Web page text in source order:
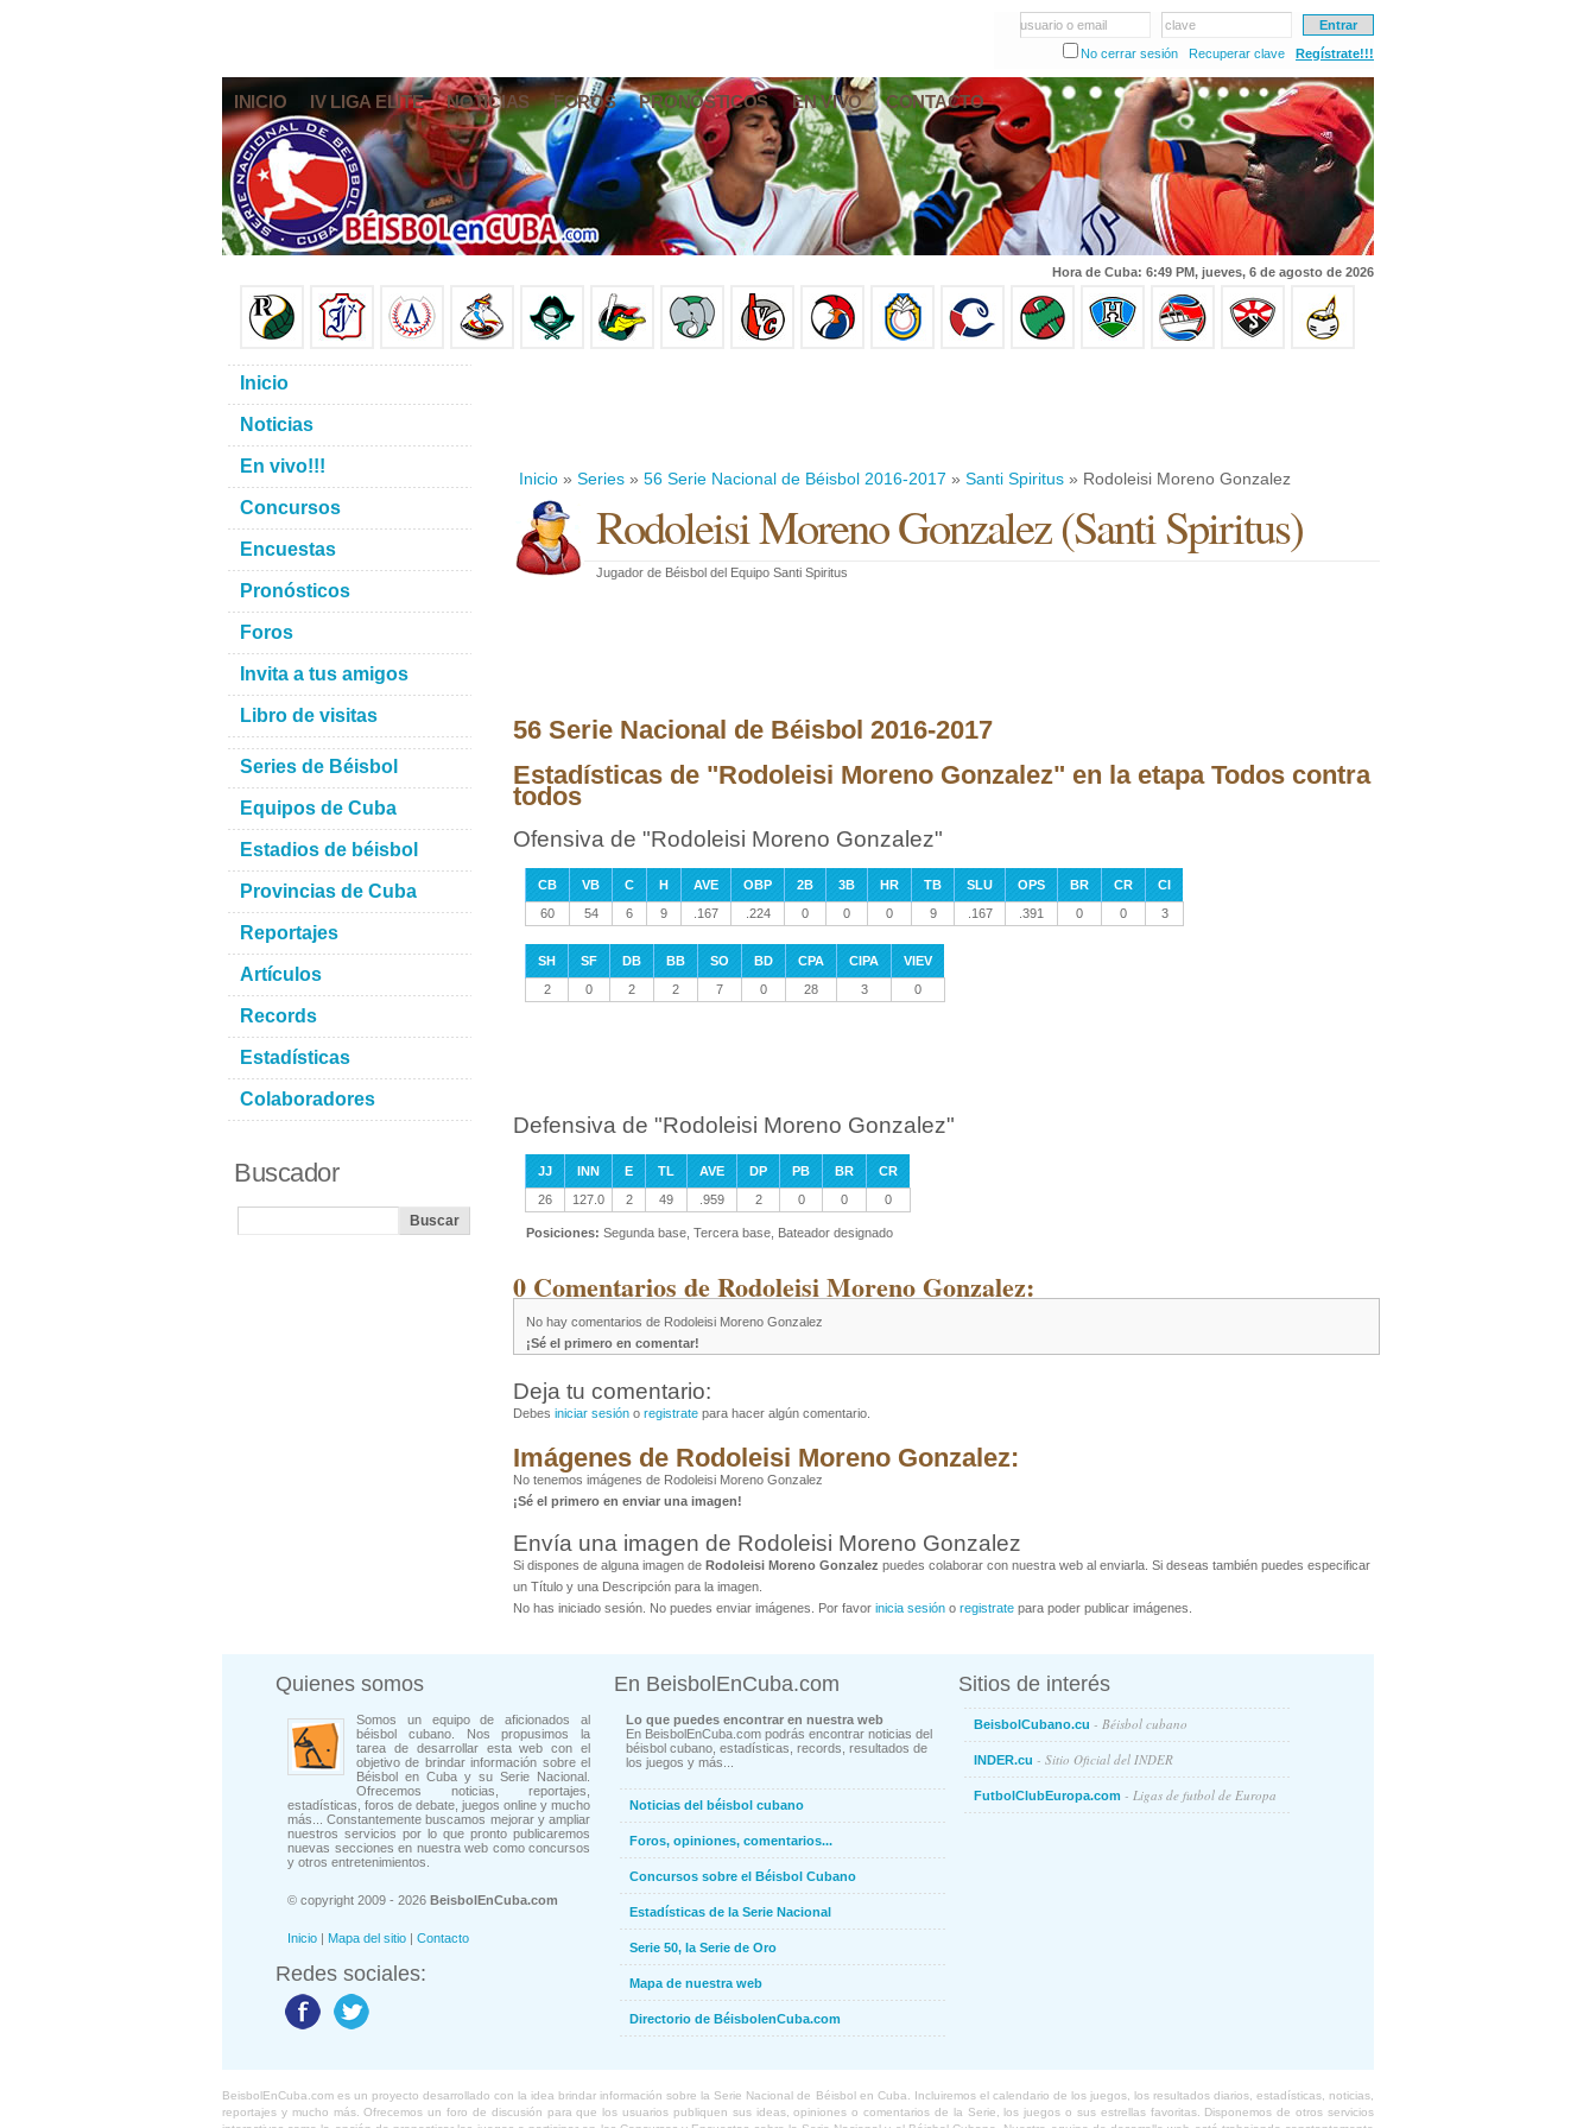
usuario o email
clave
No cerrar sesión
Recuperar clave Regístrate!!!
INICIO IV LIGA ELITE NOTICIAS FOROS PRONÓSTICOS EN VIVO CONTACTO
Hora de Cuba: 6:49 PM, jueves, 6 de agosto de 2026
Inicio » Series » 56 Serie Nacional de Béisbol 2016-2017 » Santi Spiritus » Rodoleisi Moreno Gonzalez
Rodoleisi Moreno Gonzalez(Santi Spiritus)
Jugador de Béisbol del Equipo Santi Spiritus
56 Serie Nacional de Béisbol 2016-2017
Estadísticas de "Rodoleisi Moreno Gonzalez" en la etapa Todos contra
todos
Ofensiva de "Rodoleisi Moreno Gonzalez"
CB VB C H AVE OBP 2B 3B HR TB SLU OPS BR CR
CI
60
54 6 9 .167 .224 0 0 0 9 .167 .391 0 0 3
SH SF DB BB SO BD CPA CIPA
VIEV
2
0 2 2 7 0 28 3 0
Defensiva de "Rodoleisi Moreno Gonzalez"
JJ INN E TL AVE DP PB BR
CR
26
127.0 2 49 .959 2 0 0 0
Posiciones: Segunda base, Tercera base, Bateador designado
0 Comentarios de Rodoleisi Moreno Gonzalez:
No hay comentarios de Rodoleisi Moreno Gonzalez
¡Sé el primero en comentar!
Deja tu comentario:
Debes iniciar sesión o registrate para hacer algún comentario.
Imágenes de Rodoleisi Moreno Gonzalez:
No tenemos imágenes de Rodoleisi Moreno Gonzalez
¡Sé el primero en enviar una imagen!
Envía una imagen de Rodoleisi Moreno Gonzalez
Si dispones de alguna imagen de Rodoleisi Moreno Gonzalez puedes colaborar con nuestra web al enviarla. Si deseas también puedes especificar
un Título y una Descripción para la imagen.
No has iniciado sesión. No puedes enviar imágenes. Por favor inicia sesión o registrate para poder publicar imágenes.
Inicio
Noticias
En vivo!!!
Concursos
Encuestas
Pronósticos
Foros
Invita a tus amigos
Libro de visitas
Series de Béisbol
Equipos de Cuba
Estadios de béisbol
Provincias de Cuba
Reportajes
Artículos
Records
Estadísticas
Colaboradores
Buscador
Quienes somos
Somos un equipo de aficionados al
béisbol cubano. Nos propusimos la
tarea de desarrollar esta web con el
objetivo de brindar información sobre el
Béisbol en Cuba y su Serie Nacional.
Ofrecemos noticias, reportajes,
estadísticas, foros de debate, juegos online y mucho
más... Constantemente buscamos mejorar y ampliar
nuestros servicios por lo que pronto publicaremos
nuevas secciones en nuestra web como concursos
y otros entretenimientos.
© copyright 2009 - 2026 BeisbolEnCuba.com
Inicio | Mapa del sitio | Contacto
Redes sociales:
En BeisbolEnCuba.com
Lo que puedes encontrar en nuestra web
En BeisbolEnCuba.com podrás encontrar noticias del
béisbol cubano, estadísticas, records, resultados de
los juegos y más...
Noticias del béisbol cubano
Foros, opiniones, comentarios...
Concursos sobre el Béisbol Cubano
Estadísticas de la Serie Nacional
Serie 50, la Serie de Oro
Mapa de nuestra web
Directorio de BéisbolenCuba.com
Sitios de interés
BeisbolCubano.cu - Béisbol cubano
INDER.cu - Sitio Oficial del INDER
FutbolClubEuropa.com - Ligas de futbol de Europa
BeisbolEnCuba.com es un proyecto desarrollado con la idea brindar información sobre la Serie Nacional de Béisbol en Cuba. Incluiremos el calendario de los juegos, los resultados diarios, estadísticas, noticias,
reportajes y mucho más. Ofrecemos un foro de discusión para que los usuarios publiquen sus ideas, opiniones o comentarios de la Serie, los juegos o sus estrellas favoritas. Disponemos de otros servicios